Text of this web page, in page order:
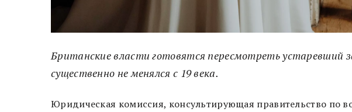
Британские власти готовятся пересмотреть устаревший
существенно не менялся с 19 века.
Юридическая комиссия, консультирующая правительство по